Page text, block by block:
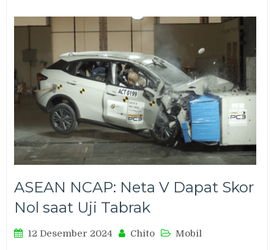
ASEAN NCAP: Neta V Dapat Skor
Nol saat Uji Tabrak
12 Desember 2024 Chito Mobil